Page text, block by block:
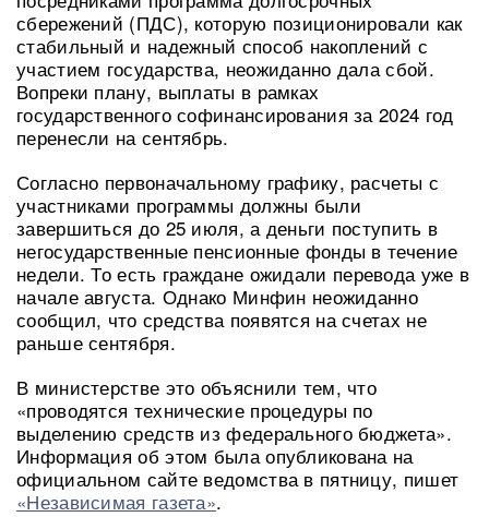
сбережений (ПДС), которую позиционировали как
стабильный и надежный способ накоплений с
участием государства, неожиданно дала сбой.
Вопреки плану, выплаты в рамках
государственного софинансирования за 2024 год
перенесли на сентябрь.
Согласно первоначальному графику, расчеты с
участниками программы должны были
завершиться до 25 июля, а деньги поступить в
негосударственные пенсионные фонды в течение
недели. То есть граждане ожидали перевода уже в
начале августа. Однако Минфин неожиданно
сообщил, что средства появятся на счетах не
раньше сентября.
В министерстве это объяснили тем, что
«проводятся технические процедуры по
выделению средств из федерального бюджета».
Информация об этом была опубликована на
официальном сайте ведомства в пятницу, пишет
«Независимая газета».